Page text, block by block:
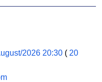
2026 20:30 ( 20